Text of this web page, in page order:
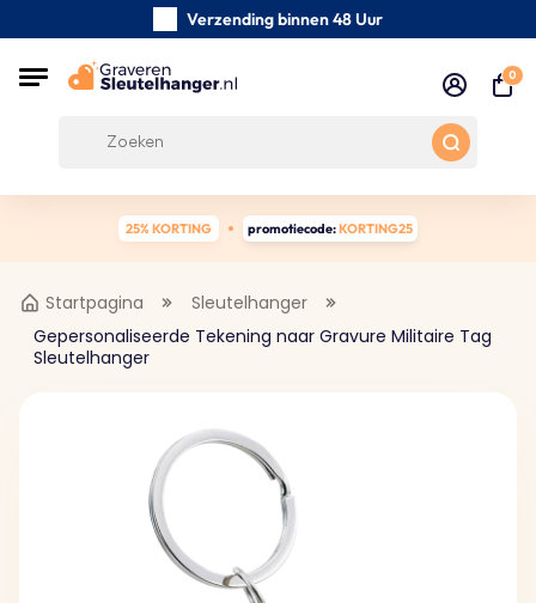
Verzending binnen 48 Uur
Klanten Beoordelingen:
0
25% KORTING promotiecode:KORTING25
Startpagina
Sleutelhanger
Gepersonaliseerde Tekening naar Gravure Militaire Tag
Sleutelhanger